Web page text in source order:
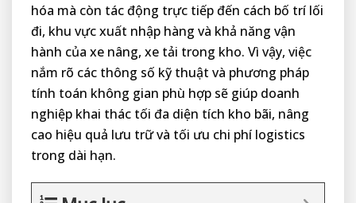
hóa mà còn tác động trực tiếp đến cách bố trí lối
đi, khu vực xuất nhập hàng và khả năng vận
hành của xe nâng, xe tải trong kho. Vì vậy, việc
nắm rõ các thông số kỹ thuật và phương pháp
tính toán không gian phù hợp sẽ giúp doanh
nghiệp khai thác tối đa diện tích kho bãi, nâng
cao hiệu quả lưu trữ và tối ưu chi phí logistics
trong dài hạn.